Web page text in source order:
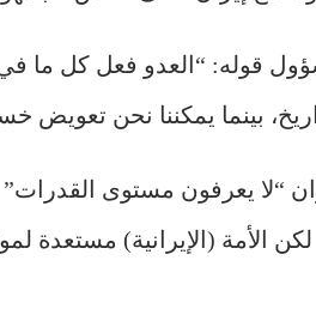
قوله: “العدو فعل كل ما
بينما يمكننا نحن تعويض
يعرفون مستوى القدرات”
لكن الأمة (الإيرانية)